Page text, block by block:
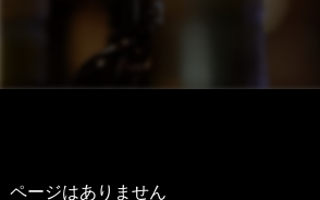
ページはありません